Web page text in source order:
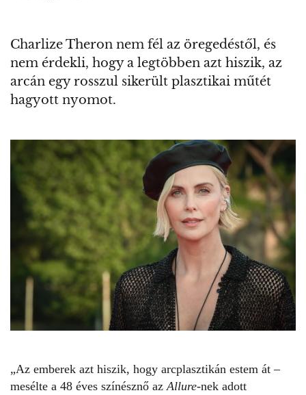
Charlize Theron nem fél az öregedéstől, és
nem érdekli, hogy a legtöbben azt hiszik, az
arcán egy rosszul sikerült plasztikai műtét
hagyott nyomot.
„Az emberek azt hiszik, hogy arcplasztikán estem át –
mesélte a 48 éves színésznő az Allure-nek adott